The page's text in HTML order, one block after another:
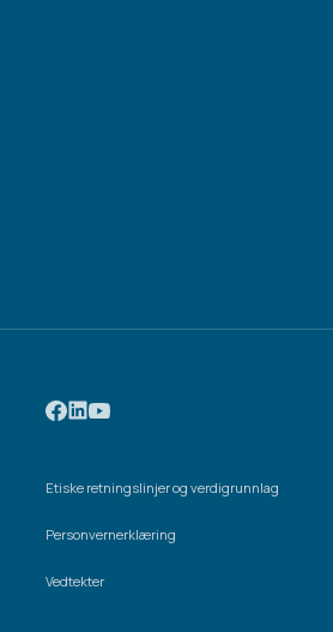
Etiske retningslinjer og verdigrunnlag
Personvernerklæring
Vedtekter